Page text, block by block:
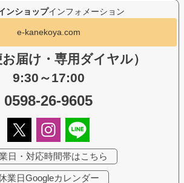
ンショップインフォメーション
e-kanekoya.com
お届け・専用ダイヤル）
9:30～17:00
0598-26-9605
日・対応時間帯はこちら
業日Googleカレンダー